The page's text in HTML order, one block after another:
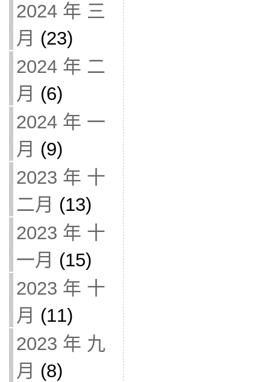
2024 年 三
月 (23)
2024 年 二
月 (6)
2024 年 一
月 (9)
2023 年 十
二月 (13)
2023 年 十
一月 (15)
2023 年 十
月 (11)
2023 年 九
月 (8)